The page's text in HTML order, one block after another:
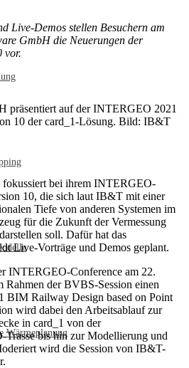
Wärmeplanung
Live-Demos stellen Besuchern am
GmbH die Neuerungen der
vor.
präsentiert auf der INTERGEO 2021
10 der card_1-Lösung. Bild: IB&T
bei ihrem INTERGEO-
10, die sich laut IB&T mit einer
Tiefe von anderen Systemen im
für die Zukunft der Vermessung
soll. Dafür hat das
Live-Vorträge und Demos geplant.
INTERGEO-Conference am 22.
Rahmen der BVBS-Session einen
BIM Railway Design based on Point
wird dabei den Arbeitsablauf zur
in card_1 von der
Trasse bis hin zur Modellierung und
wird die Session von IB&T-